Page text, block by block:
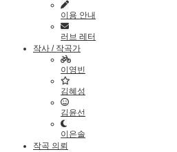
이용 안내
러브 레터
작사 / 작곡가
이영빈
김혜성
김윤선
이은솔
작곡 의뢰